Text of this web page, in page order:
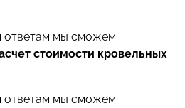
ответам мы сможем
стоимости кровельных
ответам мы сможем